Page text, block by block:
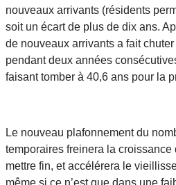
nouveaux arrivants (résidents
soit un écart de plus de dix ans.
de nouveaux arrivants a fait
pendant deux années
faisant tomber à 40,6 ans pour la
Le nouveau plafonnement du
temporaires freinera la
mettre fin, et accélérera le
même si ce n’est que dans une